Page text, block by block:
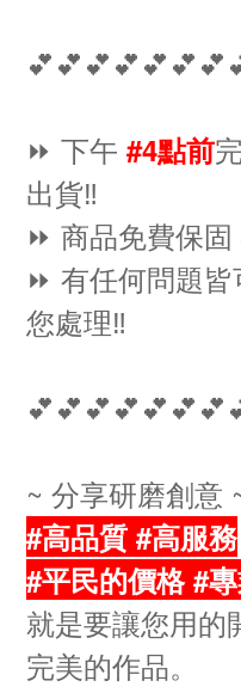
⏩ 下午 #4點前
出貨‼️
⏩ 商品免費保固
⏩ 有任何問題
您處理‼️
~ 分享研磨創意
#高品質 #高服務
#平民的價格 #
就是要讓您用的
完美的作品。